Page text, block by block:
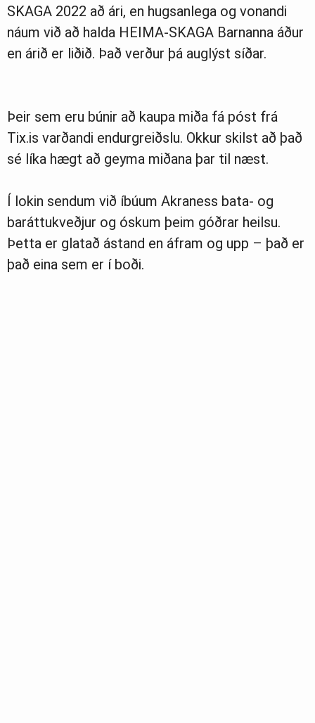
SKAGA 2022 að ári, en hugsanlega og vonandi
náum við að halda HEIMA-SKAGA Barnanna áður
en árið er liðið. Það verður þá auglýst síðar.
Þeir sem eru búnir að kaupa miða fá póst frá
Tix.is varðandi endurgreiðslu. Okkur skilst að það
sé líka hægt að geyma miðana þar til næst.
Í lokin sendum við íbúum Akraness bata- og
baráttukveðjur og óskum þeim góðrar heilsu.
Þetta er glatað ástand en áfram og upp – það er
það eina sem er í boði.